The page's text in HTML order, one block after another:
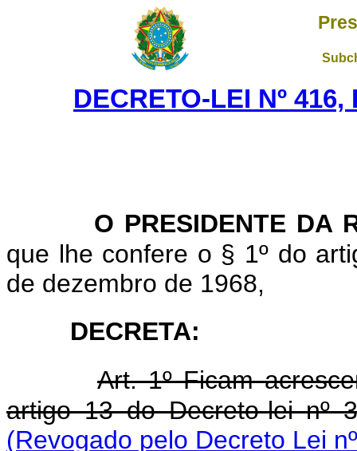
DECRETO-LEI Nº
O PRESIDENTE DA
que lhe confere o § 1º do
de dezembro de 1968,
DECRETA:
Art. 1º Ficam
artigo 13 do Decreto-lei
(Revogado pelo Decreto Lei